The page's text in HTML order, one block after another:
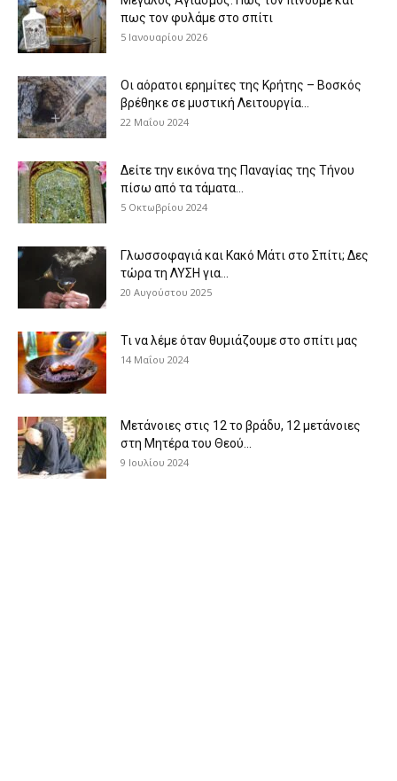
πως τον φυλάμε στο σπίτι
5 Ιανουαρίου 2026
Οι αόρατοι ερημίτες της Κρήτης – Βοσκός
βρέθηκε σε μυστική Λειτουργία...
22 Μαΐου 2024
Δείτε την εικόνα της Παναγίας της Τήνου
πίσω από τα τάματα...
5 Οκτωβρίου 2024
Γλωσσοφαγιά και Κακό Μάτι στο Σπίτι; Δες
τώρα τη ΛΥΣΗ για...
20 Αυγούστου 2025
Τι να λέμε όταν θυμιάζουμε στο σπίτι μας
14 Μαΐου 2024
Μετάνοιες στις 12 το βράδυ, 12 μετάνοιες
στη Μητέρα του Θεού...
9 Ιουλίου 2024